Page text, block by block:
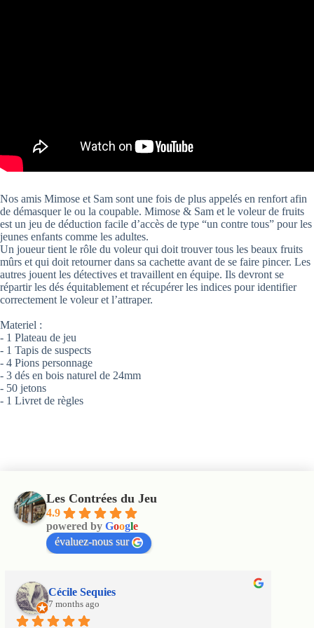
Nos amis Mimose et Sam sont une fois de plus appelés en renfort afin
de démasquer le ou la coupable. Mimose & Sam et le voleur de fruits
est un jeu de déduction facile d’accès de type “un contre tous” pour les
jeunes enfants comme les adultes.
Un joueur tient le rôle du voleur qui doit trouver tous les beaux fruits
mûrs et qui doit retourner dans sa cachette avant de se faire pincer. Les
autres jouent les détectives et travaillent en équipe. Ils devront se
répartir les dés équitablement et récupérer les indices pour identifier
correctement le voleur et l’attraper.
Materiel :
- 1 Plateau de jeu
- 1 Tapis de suspects
- 4 Pions personnage
- 3 dés en bois naturel de 24mm
- 50 jetons
- 1 Livret de règles
Les Contrées du Jeu
4.9
powered by Google
évaluez-nous sur
Cécile Sequies
7 months ago